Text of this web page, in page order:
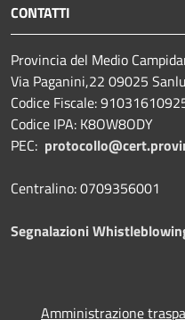
CONTATTI
Provincia del Medio
Via Paganini,22 09025
Codice Fiscale:
Codice IPA: K8OW8ODY
PEC:
Centralino: 0709356001
Segnalazioni
Amministrazione